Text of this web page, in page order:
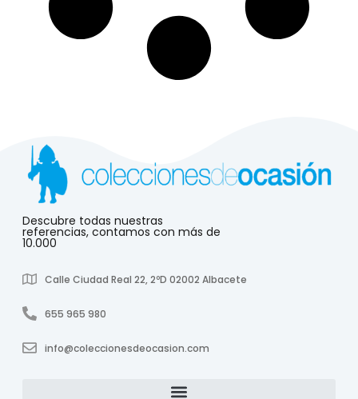
Descubre todas nuestras
referencias, contamos con más de
10.000
Calle Ciudad Real 22, 2ºD 02002 Albacete
655 965 980
info@coleccionesdeocasion.com